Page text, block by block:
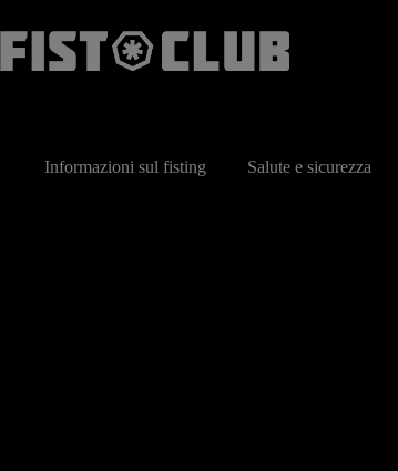
al
contenuto
Informazioni sul fisting Salute e sicurezza